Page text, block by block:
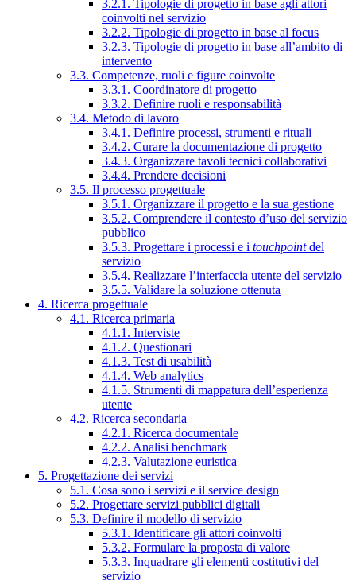
3.2.1. Tipologie di progetto in base agli attori
coinvolti nel servizio
3.2.2. Tipologie di progetto in base al focus
3.2.3. Tipologie di progetto in base all’ambito di
intervento
3.3. Competenze, ruoli e figure coinvolte
3.3.1. Coordinatore di progetto
3.3.2. Definire ruoli e responsabilità
3.4. Metodo di lavoro
3.4.1. Definire processi, strumenti e rituali
3.4.2. Curare la documentazione di progetto
3.4.3. Organizzare tavoli tecnici collaborativi
3.4.4. Prendere decisioni
3.5. Il processo progettuale
3.5.1. Organizzare il progetto e la sua gestione
3.5.2. Comprendere il contesto d’uso del servizio
pubblico
3.5.3. Progettare i processi e i touchpointdel
servizio
3.5.4. Realizzare l’interfaccia utente del servizio
3.5.5. Validare la soluzione ottenuta
4. Ricerca progettuale
4.1. Ricerca primaria
4.1.1. Interviste
4.1.2. Questionari
4.1.3. Test di usabilità
4.1.4. Web analytics
4.1.5. Strumenti di mappatura dell’esperienza
utente
4.2. Ricerca secondaria
4.2.1. Ricerca documentale
4.2.2. Analisi benchmark
4.2.3. Valutazione euristica
5. Progettazione dei servizi
5.1. Cosa sono i servizi e il service design
5.2. Progettare servizi pubblici digitali
5.3. Definire il modello di servizio
5.3.1. Identificare gli attori coinvolti
5.3.2. Formulare la proposta di valore
5.3.3. Inquadrare gli elementi costitutivi del
servizio